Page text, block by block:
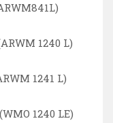
1240 L)
1241 L)
1240 LE)